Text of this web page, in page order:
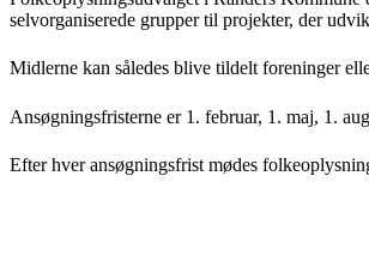
selvorganiserede grupper til projekter, der
Midlerne kan således blive tildelt foreninger
Ansøgningsfristerne er 1. februar, 1. maj, 1.
Efter hver ansøgningsfrist mødes